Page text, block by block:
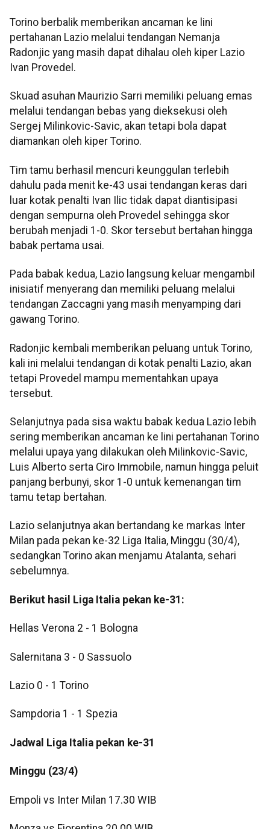
Torino berbalik memberikan ancaman ke lini
pertahanan Lazio melalui tendangan Nemanja
Radonjic yang masih dapat dihalau oleh kiper Lazio
Ivan Provedel.
Skuad asuhan Maurizio Sarri memiliki peluang emas
melalui tendangan bebas yang dieksekusi oleh
Sergej Milinkovic-Savic, akan tetapi bola dapat
diamankan oleh kiper Torino.
Tim tamu berhasil mencuri keunggulan terlebih
dahulu pada menit ke-43 usai tendangan keras dari
luar kotak penalti Ivan Ilic tidak dapat diantisipasi
dengan sempurna oleh Provedel sehingga skor
berubah menjadi 1-0. Skor tersebut bertahan hingga
babak pertama usai.
Pada babak kedua, Lazio langsung keluar mengambil
inisiatif menyerang dan memiliki peluang melalui
tendangan Zaccagni yang masih menyamping dari
gawang Torino.
Radonjic kembali memberikan peluang untuk Torino,
kali ini melalui tendangan di kotak penalti Lazio, akan
tetapi Provedel mampu mementahkan upaya
tersebut.
Selanjutnya pada sisa waktu babak kedua Lazio lebih
sering memberikan ancaman ke lini pertahanan Torino
melalui upaya yang dilakukan oleh Milinkovic-Savic,
Luis Alberto serta Ciro Immobile, namun hingga peluit
panjang berbunyi, skor 1-0 untuk kemenangan tim
tamu tetap bertahan.
Lazio selanjutnya akan bertandang ke markas Inter
Milan pada pekan ke-32 Liga Italia, Minggu (30/4),
sedangkan Torino akan menjamu Atalanta, sehari
sebelumnya.
Berikut hasil Liga Italia pekan ke-31:
Hellas Verona 2 - 1 Bologna
Salernitana 3 - 0 Sassuolo
Lazio 0 - 1 Torino
Sampdoria 1 - 1 Spezia
Jadwal Liga Italia pekan ke-31
Minggu (23/4)
Empoli vs Inter Milan 17.30 WIB